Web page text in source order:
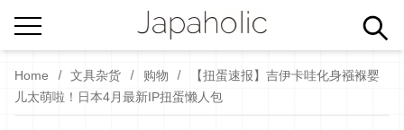
Home 文具杂货 购物
【扭蛋速报】吉伊卡哇化身襁褓婴
儿太萌啦！日本4月最新IP扭蛋懒人包